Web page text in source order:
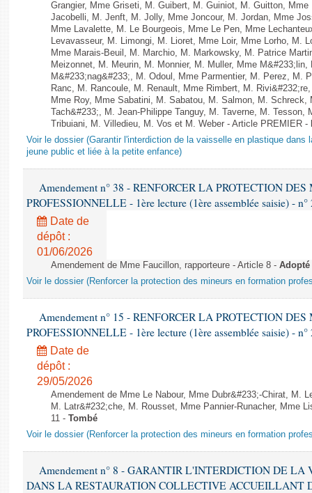
Grangier, Mme Griseti, M. Guibert, M. Guiniot, M. Guitton,
Jacobelli, M. Jenft, M. Jolly, Mme Joncour, M. Jordan, Mme
Mme Lavalette, M. Le Bourgeois, Mme Le Pen, Mme
Levavasseur, M. Limongi, M. Lioret, Mme Loir, Mme Lorho, M.
Mme Marais-Beuil, M. Marchio, M. Markowsky, M. Patrice
Meizonnet, M. Meurin, M. Monnier, M. Muller, Mme
M&#233;nag&#233;, M. Odoul, Mme Parmentier, M. Perez, M.
Ranc, M. Rancoule, M. Renault, Mme Rimbert, M.
Mme Roy, Mme Sabatini, M. Sabatou, M. Salmon, M. Schreck,
Tach&#233;, M. Jean-Philippe Tanguy, M. Taverne, M.
Tribuiani, M. Villedieu, M. Vos et M. Weber - Article PREMIER -
Voir le dossier (Garantir l'interdiction de la vaisselle en plastique dans
jeune public et liée à la petite enfance)
Amendement n° 38 - RENFORCER LA PROTECTION
PROFESSIONNELLE - 1ère lecture (1ère assemblée saisie) - n°
Date de
dépôt :
01/06/2026
Amendement de Mme Faucillon, rapporteure - Article 8 - Adopté
Voir le dossier (Renforcer la protection des mineurs en formation
Amendement n° 15 - RENFORCER LA PROTECTION
PROFESSIONNELLE - 1ère lecture (1ère assemblée saisie) - n°
Date de
dépôt :
29/05/2026
Amendement de Mme Le Nabour, Mme Dubr&#233;-Chirat, M.
M. Latr&#232;che, M. Rousset, Mme Pannier-Runacher, Mme
11 - Tombé
Voir le dossier (Renforcer la protection des mineurs en formation
Amendement n° 8 - GARANTIR L'INTERDICTION DE
DANS LA RESTAURATION COLLECTIVE ACCUEILLANT